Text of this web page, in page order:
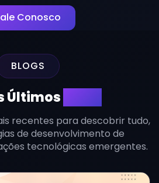
Conosco
BLOGS
Últimos
recentes para descobrir tudo,
de desenvolvimento de
tecnológicas emergentes.